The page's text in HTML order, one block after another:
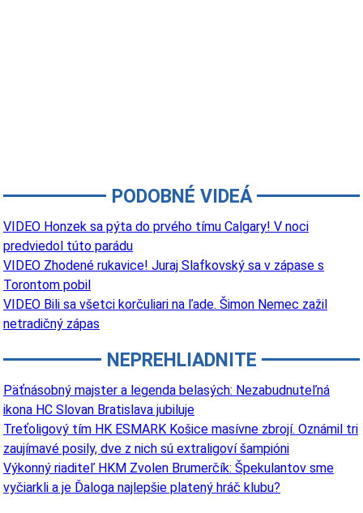
PODOBNÉ VIDEÁ
VIDEO Honzek sa pýta do prvého tímu Calgary! V noci
predviedol túto parádu
VIDEO Zhodené rukavice! Juraj Slafkovský sa v zápase s
Torontom pobil
VIDEO Bili sa všetci korčuliari na ľade. Šimon Nemec zažil
netradičný zápas
NEPREHLIADNITE
Päťnásobný majster a legenda belasých: Nezabudnuteľná
ikona HC Slovan Bratislava jubiluje
Treťoligový tím HK ESMARK Košice masívne zbrojí. Oznámil tri
zaujímavé posily, dve z nich sú extraligoví šampióni
Výkonný riaditeľ HKM Zvolen Brumerčík: Špekulantov sme
vyčiarkli a je Ďaloga najlepšie platený hráč klubu?